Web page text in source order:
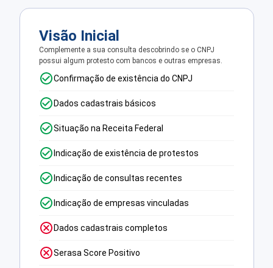
Visão Inicial
Complemente a sua consulta descobrindo se o CNPJ
possui algum protesto com bancos e outras empresas.
Confirmação de existência do CNPJ
Dados cadastrais básicos
Situação na Receita Federal
Indicação de existência de protestos
Indicação de consultas recentes
Indicação de empresas vinculadas
Dados cadastrais completos
Serasa Score Positivo